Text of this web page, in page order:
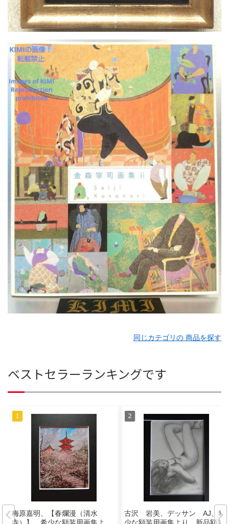
同じカテゴリの 商品を探す
ベストセラーランキングです
梅原嘉明、【春爛漫（清水
古沢 岩美、デッサン AJ、希